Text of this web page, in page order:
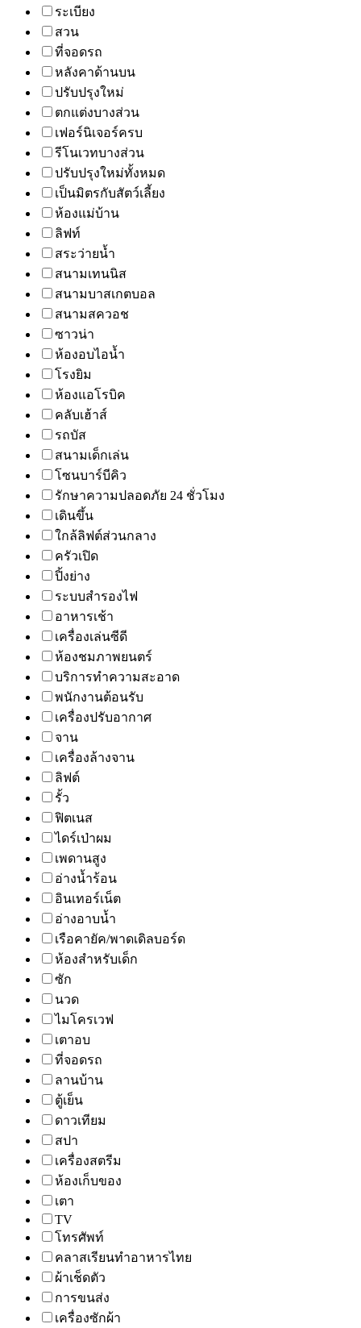
ระเบียง
สวน
ที่จอดรถ
หลังคาด้านบน
ปรับปรุงใหม่
ตกแต่งบางส่วน
เฟอร์นิเจอร์ครบ
รีโนเวทบางส่วน
ปรับปรุงใหม่ทั้งหมด
เป็นมิตรกับสัตว์เลี้ยง
ห้องแม่บ้าน
ลิฟท์
สระว่ายน้ำ
สนามเทนนิส
สนามบาสเกตบอล
สนามสควอช
ซาวน่า
ห้องอบไอน้ำ
โรงยิม
ห้องแอโรบิค
คลับเฮ้าส์
รถบัส
สนามเด็กเล่น
โซนบาร์บีคิว
รักษาความปลอดภัย 24 ชั่วโมง
เดินขึ้น
ใกล้ลิฟต์ส่วนกลาง
ครัวเปิด
ปิ้งย่าง
ระบบสำรองไฟ
อาหารเช้า
เครื่องเล่นซีดี
ห้องชมภาพยนตร์
บริการทำความสะอาด
พนักงานต้อนรับ
เครื่องปรับอากาศ
จาน
เครื่องล้างจาน
ลิฟต์
รั้ว
ฟิตเนส
ไดร์เป่าผม
เพดานสูง
อ่างน้ำร้อน
อินเทอร์เน็ต
อ่างอาบน้ำ
เรือคายัค/พาดเดิลบอร์ด
ห้องสำหรับเด็ก
ซัก
นวด
ไมโครเวฟ
เตาอบ
ที่จอดรถ
ลานบ้าน
ตู้เย็น
ดาวเทียม
สปา
เครื่องสตรีม
ห้องเก็บของ
เตา
TV
โทรศัพท์
คลาสเรียนทำอาหารไทย
ผ้าเช็ดตัว
การขนส่ง
เครื่องซักผ้า